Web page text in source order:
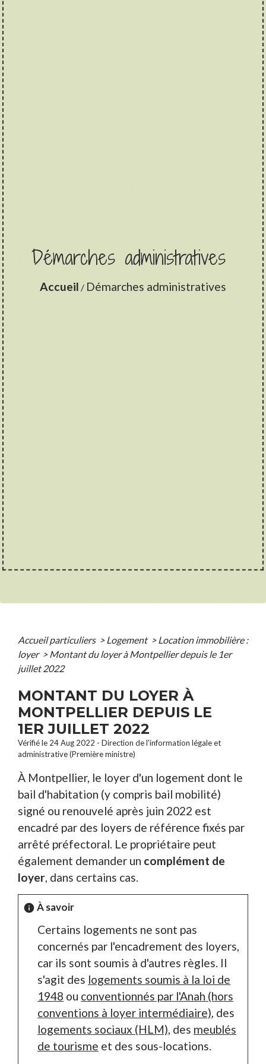
Démarches administratives
Accueil / Démarches administratives
Accueil particuliers > Logement > Location immobilière :
loyer > Montant du loyer à Montpellier depuis le 1er
juillet 2022
MONTANT DU LOYER À
MONTPELLIER DEPUIS LE
1ER JUILLET 2022
Vérifié le 24 Aug 2022 - Direction de l'information légale et
administrative (Première ministre)
À Montpellier, le loyer d'un logement dont le
bail d'habitation (y compris bail mobilité)
signé ou renouvelé après juin 2022 est
encadré par des loyers de référence fixés par
arrêté préfectoral. Le propriétaire peut
également demander un complément de
loyer, dans certains cas.
info À savoir
Certains logements ne sont pas
concernés par l'encadrement des loyers,
car ils sont soumis à d'autres règles. Il
s'agit des logements soumis à la loi de
1948 ou conventionnés par l'Anah (hors
conventions à loyer intermédiaire) , des
logements sociaux (HLM) , des meublés
de tourisme et des sous-locations.